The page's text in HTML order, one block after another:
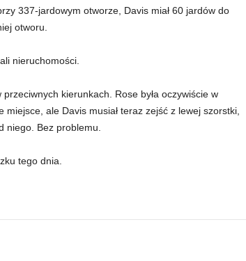
337-jardowym otworze, Davis miał 60 jardów do
otworu.
nieruchomości.
kierunkach. Rose była oczywiście w
ale Davis musiał teraz zejść z lewej szorstki,
niego. Bez problemu.
tego dnia.